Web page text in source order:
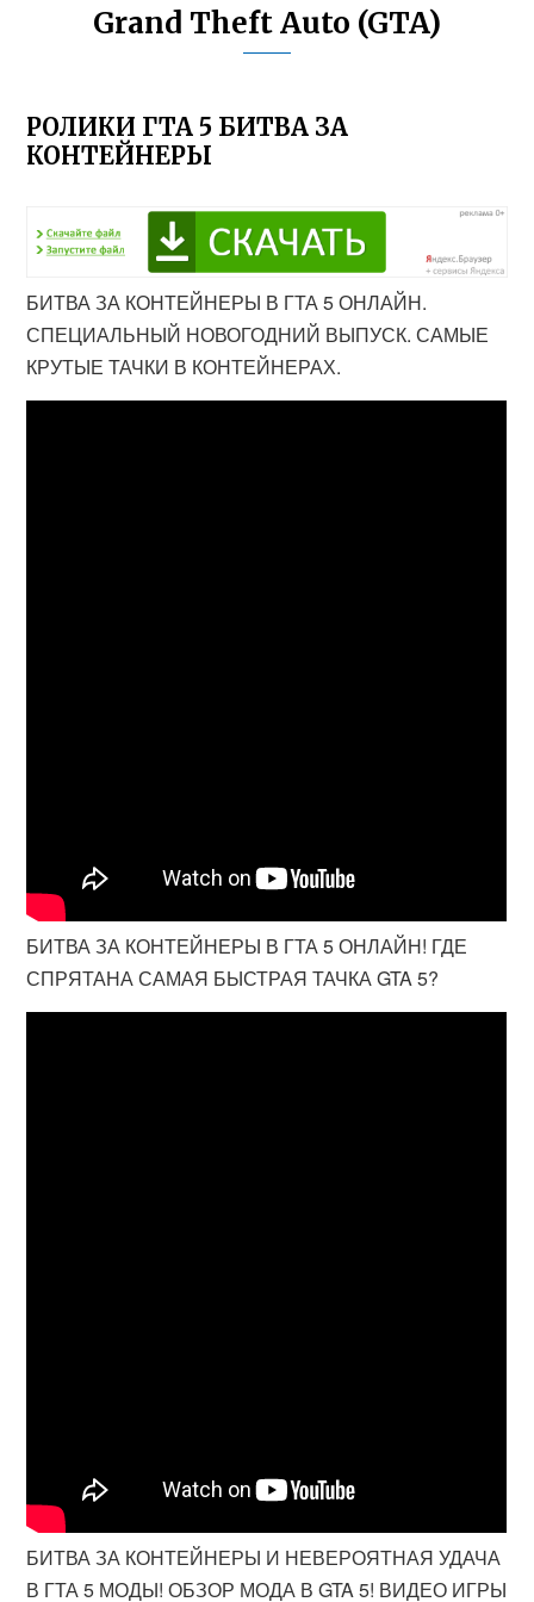
Grand Theft Auto (GTA)
РОЛИКИ ГТА 5 БИТВА ЗА
КОНТЕЙНЕРЫ
БИТВА ЗА КОНТЕЙНЕРЫ В ГТА 5 ОНЛАЙН.
СПЕЦИАЛЬНЫЙ НОВОГОДНИЙ ВЫПУСК. САМЫЕ
КРУТЫЕ ТАЧКИ В КОНТЕЙНЕРАХ.
БИТВА ЗА КОНТЕЙНЕРЫ В ГТА 5 ОНЛАЙН! ГДЕ
СПРЯТАНА САМАЯ БЫСТРАЯ ТАЧКА GTA 5?
БИТВА ЗА КОНТЕЙНЕРЫ И НЕВЕРОЯТНАЯ УДАЧА
В ГТА 5 МОДЫ! ОБЗОР МОДА В GTA 5! ВИДЕО ИГРЫ